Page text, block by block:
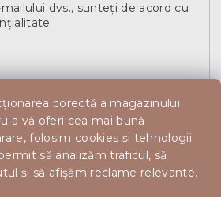
corectă a magazinului
a vă oferi cea mai bună
folosim cookies și tehnologii
să analizăm traficul, să
și să afișăm reclame relevante.
dvs., sunteți de acord cu